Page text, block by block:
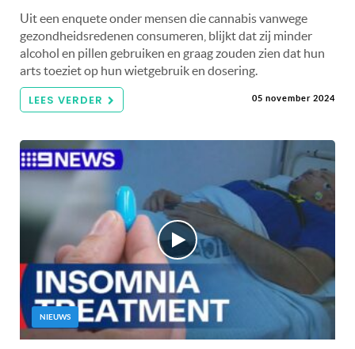
Uit een enquete onder mensen die cannabis vanwege
gezondheidsredenen consumeren, blijkt dat zij minder
alcohol en pillen gebruiken en graag zouden zien dat hun
arts toeziet op hun wietgebruik en dosering.
LEES VERDER 05 november 2024
NIEUWS